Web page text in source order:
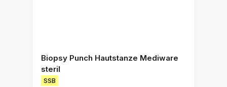
Biopsy Punch Hautstanze Mediware
steril
SSB